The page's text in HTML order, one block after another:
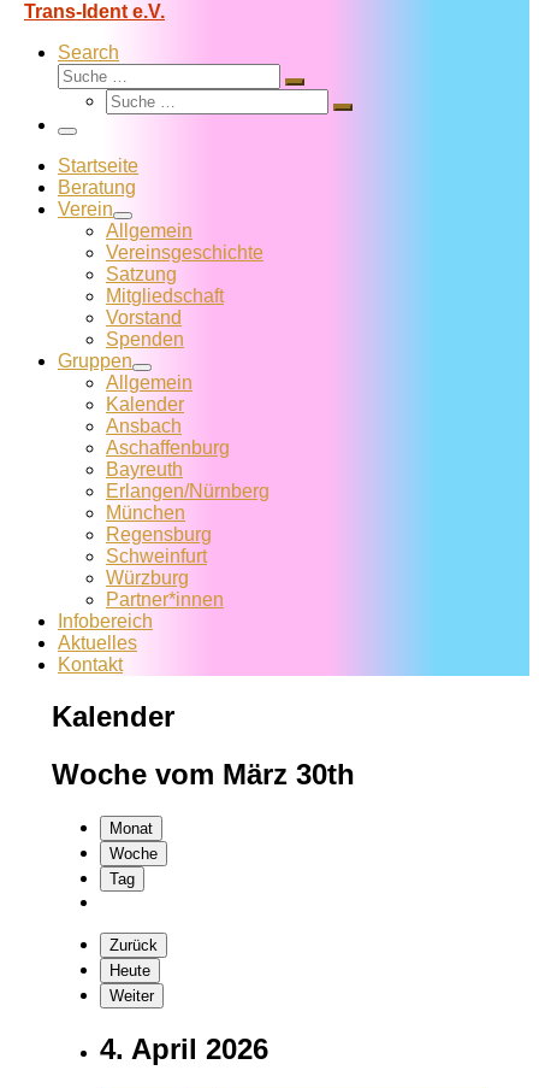
Trans-Ident e.V.
Search
Suche
Suche
Suche
Suche
Menü
Startseite
Beratung
Verein
Allgemein
Vereins­geschichte
Satzung
Mitglied­schaft
Vorstand
Spenden
Gruppen
Allgemein
Kalender
Ansbach
Aschaffenburg
Bayreuth
Erlangen/Nürnberg
München
Regensburg
Schweinfurt
Würzburg
Partner*innen
Infobereich
Aktuelles
Kontakt
Kalender
Woche vom März 30th
Monat
Woche
Tag
Zurück
Heute
Weiter
4. April 2026